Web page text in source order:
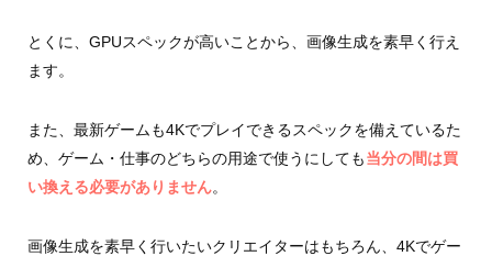
とくに、GPUスペックが高いことから、画像生成を素早く行え
ます。
また、最新ゲームも4Kでプレイできるスペックを備えているた
め、ゲーム・仕事のどちらの用途で使うにしても当分の間は買
い換える必要がありません。
画像生成を素早く行いたいクリエイターはもちろん、4Kでゲー